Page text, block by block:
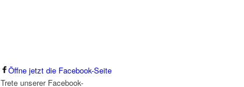
Öffne jetzt die Facebook-Seite
Trete unserer Facebook-